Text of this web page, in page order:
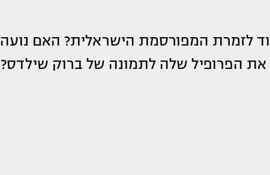
לזמרת המפורסמת הישראלית? האם נועה
את הפרופיל שלה לתמונה של ברוק שילדס?